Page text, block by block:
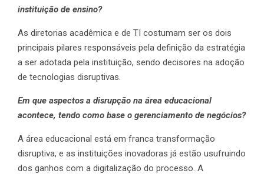
instituição de ensino?
As diretorias acadêmica e de TI costumam ser os dois
principais pilares responsáveis pela definição da estratégia
a ser adotada pela instituição, sendo decisores na adoção
de tecnologias disruptivas.
Em que aspectos a disrupção na área educacional
acontece, tendo como base o gerenciamento de negócios?
A área educacional está em franca transformação
disruptiva, e as instituições inovadoras já estão usufruindo
dos ganhos com a digitalização do processo. A